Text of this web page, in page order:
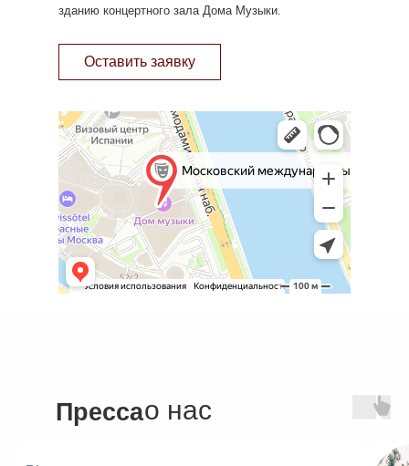
зданию концертного зала Дома Музыки.
Оставить заявку
о нас
Пресса